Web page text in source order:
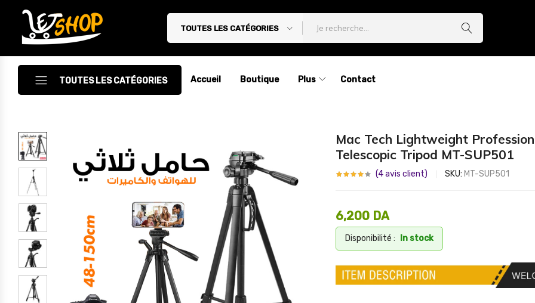
Letshop.dz
TOUTES LES CATÉGORIES
TOUTES LES CATÉGORIES
Accessoires
Accessoires Auto/Moto
Accessoires PC
Camping & Randonnée
Cuisine
Décoration
Electroménager
Électronique
Accueil Boutique Plus Contact
Mac Tech Lightweight
Telescopic Tripod MT-SUP501
(4avis client) SKU: MT-SUP501
6,200 DA
Disponibilité : In stock